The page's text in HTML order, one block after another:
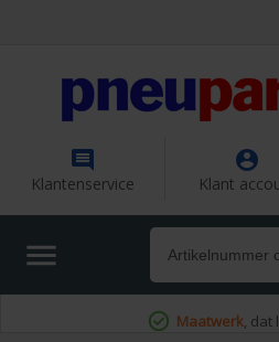

Klantenservice

Klant

Maatwerk, dat